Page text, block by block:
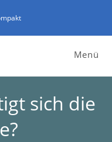
Menü
sich die